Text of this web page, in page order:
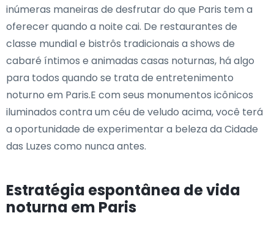
inúmeras maneiras de desfrutar do que Paris tem a
oferecer quando a noite cai. De restaurantes de
classe mundial e bistrôs tradicionais a shows de
cabaré íntimos e animadas casas noturnas, há algo
para todos quando se trata de entretenimento
noturno em Paris.E com seus monumentos icônicos
iluminados contra um céu de veludo acima, você terá
a oportunidade de experimentar a beleza da Cidade
das Luzes como nunca antes.
Estratégia espontânea de vida
noturna em Paris